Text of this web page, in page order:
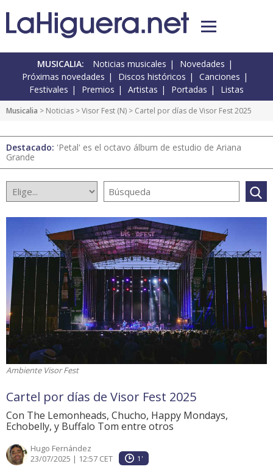
MUSICALIA: Noticias musicales
Novedades
Próximas novedades
Discos históricos
Canciones
Festivales
Premios Artistas Portadas Listas
Musicalia > Noticias >Visor Fest (N) > Cartel por días de Visor Fest 2025
Destacado: 'Petal' es el octavo álbum de estudio de Ariana
Grande
Ambiente Visor Fest
Cartel por días de Visor Fest 2025
Con The Lemonheads, Chucho, Happy Mondays,
Echobelly, y Buffalo Tom entre otros
Hugo Fernández
23/07/2025 | 12:57 CET
1'